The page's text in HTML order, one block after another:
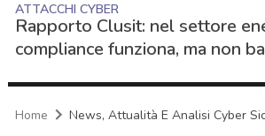
ATTACCHI CYBER
Rapporto Clusit: nel settore
compliance funziona, ma non
Home News, Attualità E Analisi Cyber